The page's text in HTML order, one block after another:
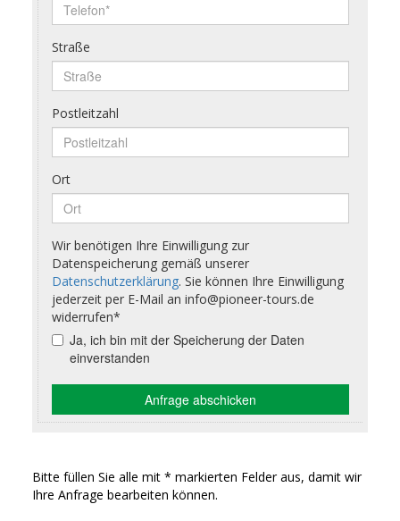
Bitte füllen Sie alle mit * markierten Felder aus, damit wir
Ihre Anfrage bearbeiten können.